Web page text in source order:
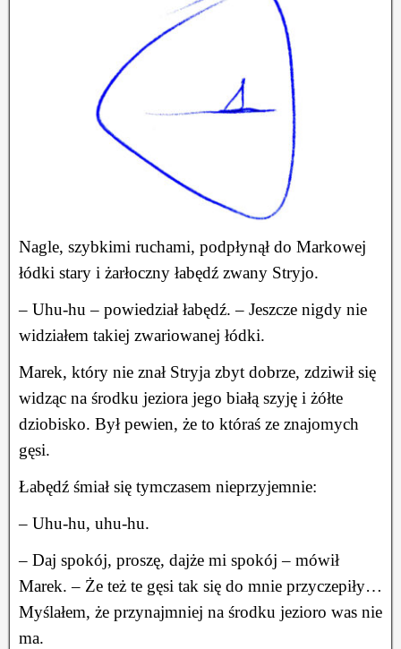
Nagle, szybkimi ruchami, podpłynął do Markowej
łódki stary i żarłoczny łabędź zwany Stryjo.
– Uhu-hu – powiedział łabędź. – Jeszcze nigdy nie
widziałem takiej zwariowanej łódki.
Marek, który nie znał Stryja zbyt dobrze, zdziwił się
widząc na środku jeziora jego białą szyję i żółte
dziobisko. Był pewien, że to któraś ze znajomych
gęsi.
Łabędź śmiał się tymczasem nieprzyjemnie:
– Uhu-hu, uhu-hu.
– Daj spokój, proszę, dajże mi spokój – mówił
Marek. – Że też te gęsi tak się do mnie przyczepiły…
Myślałem, że przynajmniej na środku jezioro was nie
ma.